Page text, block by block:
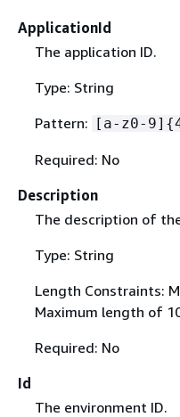
ApplicationId
The application ID.
Type: String
Pattern: [a-z0-9] {
Required: No
Description
The description of
Type: String
Length Constraints:
Maximum length of
Required: No
Id
The environment ID.